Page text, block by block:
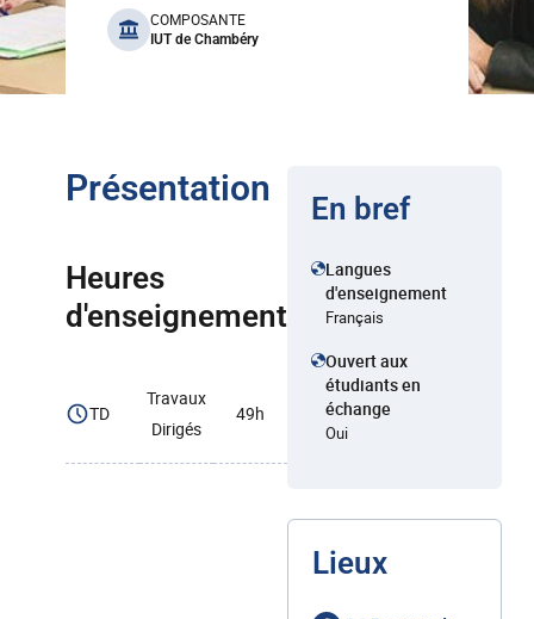
benefits
COMPOSANTE
IUT de Chambéry
Présentation
Heures
d'enseignement
TD
Travaux
Dirigés
49h
En bref
Langues
d'enseignement
Français
Ouvert aux
étudiants en
échange
Oui
Lieux